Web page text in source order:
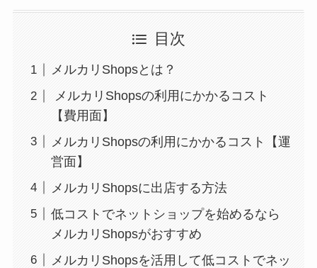
目次
メルカリShopsとは？
メルカリShopsの利用にかかるコスト
【費用面】
メルカリShopsの利用にかかるコスト【運
営面】
メルカリShopsに出店する方法
低コストでネットショップを始めるなら
メルカリShopsがおすすめ
メルカリShopsを活用して低コストでネッ